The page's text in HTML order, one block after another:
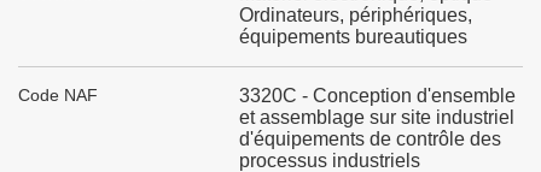
Ordinateurs, périphériques,
équipements bureautiques
Code NAF
3320C - Conception d'ensemble
et assemblage sur site industriel
d'équipements de contrôle des
processus industriels